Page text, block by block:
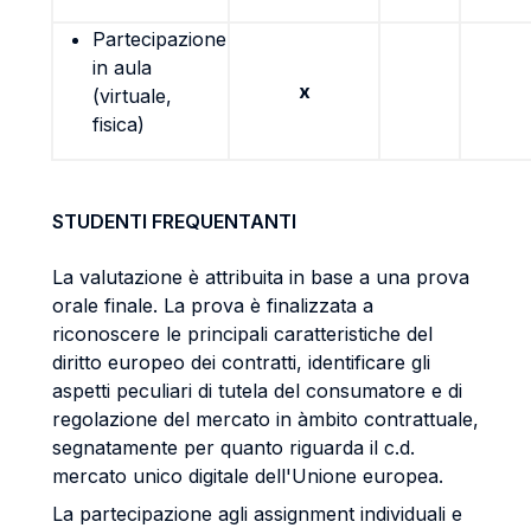
Partecipazione
in aula
(virtuale,
fisica)
x
STUDENTI FREQUENTANTI
La valutazione è attribuita in base a una prova
orale finale. La prova è finalizzata a
riconoscere le principali caratteristiche del
diritto europeo dei contratti, identificare gli
aspetti peculiari di tutela del consumatore e di
regolazione del mercato in àmbito contrattuale,
segnatamente per quanto riguarda il c.d.
mercato unico digitale dell'Unione europea.
La partecipazione agli assignment individuali e